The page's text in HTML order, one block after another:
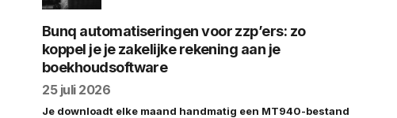
Bunq automatiseringen voor zzp’ers: zo
koppel je je zakelijke rekening aan je
boekhoudsoftware
25 juli 2026
Je downloadt elke maand handmatig een MT940-bestand